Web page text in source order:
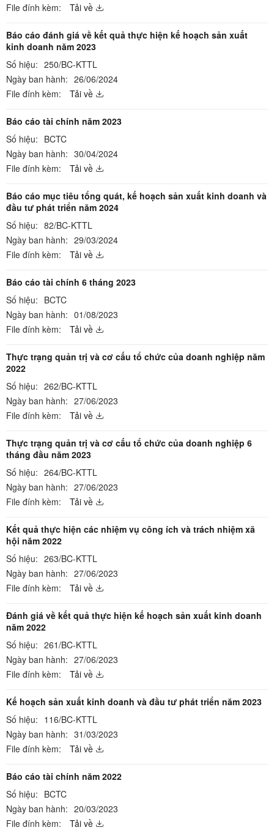
File đính kèm: Tải về
Báo cáo đánh giá về kết quả thực hiện kế hoạch sản xuất
kinh doanh năm 2023
Số hiệu: 250/BC-KTTL
Ngày ban hành: 26/06/2024
File đính kèm:
Tải về
Báo cáo tài chính năm 2023
Số hiệu: BCTC
Ngày ban hành: 30/04/2024
File đính kèm:
Tải về
Báo cáo mục tiêu tổng quát, kế hoạch sản xuất kinh doanh và
đầu tư phát triển năm 2024
Số hiệu: 82/BC-KTTL
Ngày ban hành: 29/03/2024
File đính kèm:
Tải về
Báo cáo tài chính 6 tháng 2023
Số hiệu: BCTC
Ngày ban hành: 01/08/2023
File đính kèm:
Tải về
Thực trạng quản trị và cơ cấu tổ chức của doanh nghiệp năm
2022
Số hiệu: 262/BC-KTTL
Ngày ban hành: 27/06/2023
File đính kèm:
Tải về
Thực trạng quản trị và cơ cấu tổ chức của doanh nghiệp 6
tháng đầu năm 2023
Số hiệu: 264/BC-KTTL
Ngày ban hành: 27/06/2023
File đính kèm:
Tải về
Kết quả thực hiện các nhiệm vụ công ích và trách nhiệm xã
hội năm 2022
Số hiệu: 263/BC-KTTL
Ngày ban hành: 27/06/2023
File đính kèm:
Tải về
Đánh giá về kết quả thực hiện kế hoạch sản xuất kinh doanh
năm 2022
Số hiệu: 261/BC-KTTL
Ngày ban hành: 27/06/2023
File đính kèm:
Tải về
Kế hoạch sản xuất kinh doanh và đầu tư phát triển năm 2023
Số hiệu: 116/BC-KTTL
Ngày ban hành: 31/03/2023
File đính kèm:
Tải về
Báo cáo tài chính năm 2022
Số hiệu: BCTC
Ngày ban hành: 20/03/2023
File đính kèm:
Tải về